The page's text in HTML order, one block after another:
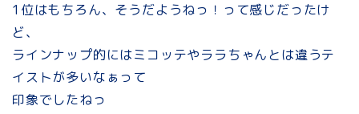
1位はもちろん、そうだようねっ！って感じだったけ
ど、
ラインナップ的にはミコッテやララちゃんとは違うテ
イストが多いなぁって
印象でしたねっ